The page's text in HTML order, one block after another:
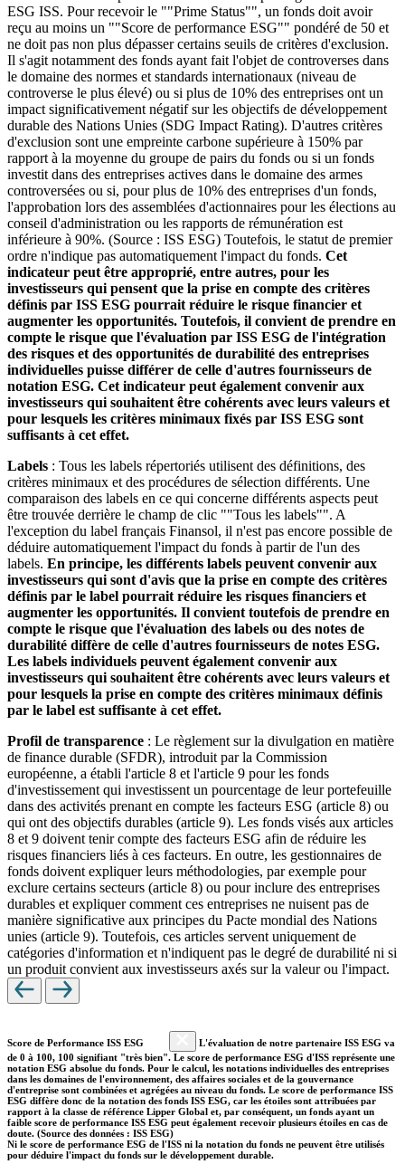
ESG ISS. Pour recevoir le ""Prime Status"", un fonds doit avoir
reçu au moins un ""Score de performance ESG"" pondéré de 50 et
ne doit pas non plus dépasser certains seuils de critères d'exclusion.
Il s'agit notamment des fonds ayant fait l'objet de controverses dans
le domaine des normes et standards internationaux (niveau de
controverse le plus élevé) ou si plus de 10% des entreprises ont un
impact significativement négatif sur les objectifs de développement
durable des Nations Unies (SDG Impact Rating). D'autres critères
d'exclusion sont une empreinte carbone supérieure à 150% par
rapport à la moyenne du groupe de pairs du fonds ou si un fonds
investit dans des entreprises actives dans le domaine des armes
controversées ou si, pour plus de 10% des entreprises d'un fonds,
l'approbation lors des assemblées d'actionnaires pour les élections au
conseil d'administration ou les rapports de rémunération est
inférieure à 90%. (Source : ISS ESG) Toutefois, le statut de premier
ordre n'indique pas automatiquement l'impact du fonds. Cet
indicateur peut être approprié, entre autres, pour les
investisseurs qui pensent que la prise en compte des critères
définis par ISS ESG pourrait réduire le risque financier et
augmenter les opportunités. Toutefois, il convient de prendre en
compte le risque que l'évaluation par ISS ESG de l'intégration
des risques et des opportunités de durabilité des entreprises
individuelles puisse différer de celle d'autres fournisseurs de
notation ESG. Cet indicateur peut également convenir aux
investisseurs qui souhaitent être cohérents avec leurs valeurs et
pour lesquels les critères minimaux fixés par ISS ESG sont
suffisants à cet effet.
Labels : Tous les labels répertoriés utilisent des définitions, des
critères minimaux et des procédures de sélection différents. Une
comparaison des labels en ce qui concerne différents aspects peut
être trouvée derrière le champ de clic ""Tous les labels"". A
l'exception du label français Finansol, il n'est pas encore possible de
déduire automatiquement l'impact du fonds à partir de l'un des
labels. En principe, les différents labels peuvent convenir aux
investisseurs qui sont d'avis que la prise en compte des critères
définis par le label pourrait réduire les risques financiers et
augmenter les opportunités. Il convient toutefois de prendre en
compte le risque que l'évaluation des labels ou des notes de
durabilité diffère de celle d'autres fournisseurs de notes ESG.
Les labels individuels peuvent également convenir aux
investisseurs qui souhaitent être cohérents avec leurs valeurs et
pour lesquels la prise en compte des critères minimaux définis
par le label est suffisante à cet effet.
Profil de transparence : Le règlement sur la divulgation en matière
de finance durable (SFDR), introduit par la Commission
européenne, a établi l'article 8 et l'article 9 pour les fonds
d'investissement qui investissent un pourcentage de leur portefeuille
dans des activités prenant en compte les facteurs ESG (article 8) ou
qui ont des objectifs durables (article 9). Les fonds visés aux articles
8 et 9 doivent tenir compte des facteurs ESG afin de réduire les
risques financiers liés à ces facteurs. En outre, les gestionnaires de
fonds doivent expliquer leurs méthodologies, par exemple pour
exclure certains secteurs (article 8) ou pour inclure des entreprises
durables et expliquer comment ces entreprises ne nuisent pas de
manière significative aux principes du Pacte mondial des Nations
unies (article 9). Toutefois, ces articles servent uniquement de
catégories d'information et n'indiquent pas le degré de durabilité ni si
un produit convient aux investisseurs axés sur la valeur ou l'impact.
Score de Performance ISS ESG
L'évaluation de notre partenaire ISS ESG va
de 0 à 100, 100 signifiant "très bien". Le score de performance ESG d'ISS représente une
notation ESG absolue du fonds. Pour le calcul, les notations individuelles des entreprises
dans les domaines de l'environnement, des affaires sociales et de la gouvernance
d'entreprise sont combinées et agrégées au niveau du fonds. Le score de performance ISS
ESG diffère donc de la notation des fonds ISS ESG, car les étoiles sont attribuées par
rapport à la classe de référence Lipper Global et, par conséquent, un fonds ayant un
faible score de performance ISS ESG peut également recevoir plusieurs étoiles en cas de
doute. (Source des données : ISS ESG)
Ni le score de performance ESG de l'ISS ni la notation du fonds ne peuvent être utilisés
pour déduire l'impact du fonds sur le développement durable.